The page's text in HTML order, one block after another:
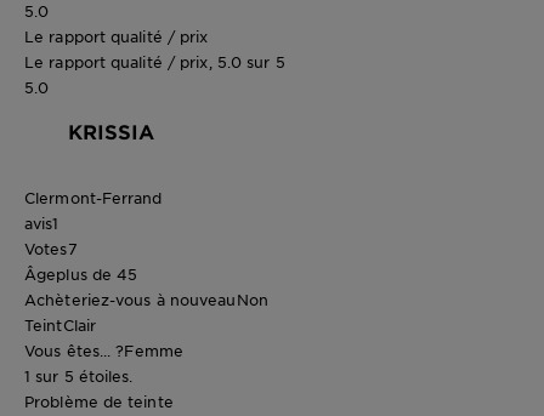
5.0
Le rapport qualité / prix
Le rapport qualité / prix, 5.0 sur 5
5.0
KRISSIA
Clermont-Ferrand
avis1
Votes7
Âgeplus de 45
Achèteriez-vous à nouveauNon
TeintClair
Vous êtes... ?Femme
1 sur 5 étoiles.
Problème de teinte